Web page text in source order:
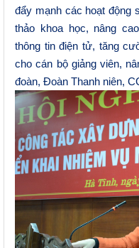
đẩy mạnh các hoạt động
thảo khoa học, nâng
thông tin điện tử, tăng
cho cán bộ giảng viên,
đoàn, Đoàn Thanh niên,